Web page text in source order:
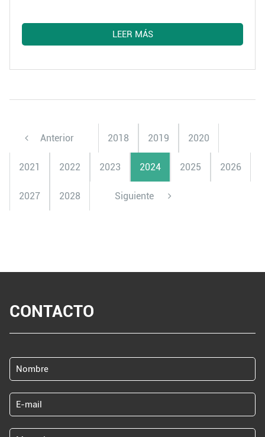
Cochabamba, en 2009) y por Eduardo Galeano (en
Ciudad de México, en 2012). Fueron formas
contundentes de hacer llegar a los cientistas sociales
pensamiento crítico latino-americano
LEER MÁS
Anterior 2018 2019 2020
2021 2022 2023 2024 2025 2026
2027 2028 Siguiente
CONTACTO